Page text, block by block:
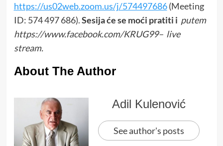
https://us02web.zoom.us/j/574497686(Meeting
ID: 574 497 686).Sesija će se moći pratiti i putem
https://www.facebook.com/KRUG99– live
stream.
About The Author
Adil Kulenović
See author's posts